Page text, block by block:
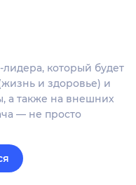
который будет
и здоровье) и
а также на внешних
— не просто